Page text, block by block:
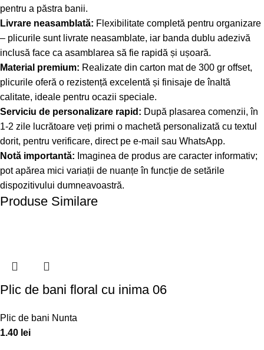
pentru a păstra banii.
Livrare neasamblată: Flexibilitate completă pentru organizare
– plicurile sunt livrate neasamblate, iar banda dublu adezivă
inclusă face ca asamblarea să fie rapidă și ușoară.
Material premium: Realizate din carton mat de 300 gr offset,
plicurile oferă o rezistență excelentă și finisaje de înaltă
calitate, ideale pentru ocazii speciale.
Serviciu de personalizare rapid: După plasarea comenzii, în
1-2 zile lucrătoare veți primi o machetă personalizată cu textul
dorit, pentru verificare, direct pe e-mail sau WhatsApp.
Notă importantă: Imaginea de produs are caracter informativ;
pot apărea mici variații de nuanțe în funcție de setările
dispozitivului dumneavoastră.
Produse Similare
Plic de bani floral cu inima 06
Plic de bani Nunta
1.40 lei